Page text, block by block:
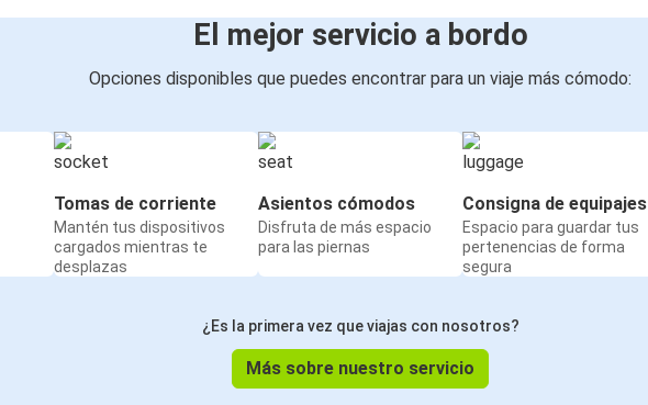
El mejor servicio a bordo
Opciones disponibles que puedes encontrar para un viaje más cómodo:
Tomas de corriente
Mantén tus dispositivos
cargados mientras te
desplazas
Asientos cómodos
Disfruta de más espacio
para las piernas
Consigna de equipajes
Espacio para guardar tus
pertenencias de forma
segura
¿Es la primera vez que viajas con nosotros?
Más sobre nuestro servicio